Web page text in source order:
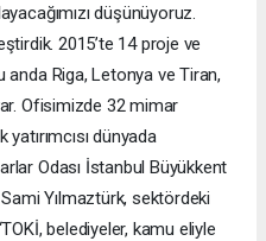
düşünüyoruz.
2015’te 14 proje ve
anda Riga, Letonya ve Tiran,
Ofisimizde 32 mimar
dünyada
Odası İstanbul Büyükkent
Yılmaztürk, sektördeki
belediyeler, kamu eliyle